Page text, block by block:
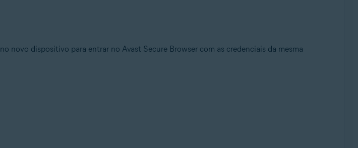
no novo dispositivo para entrar no Avast Secure Browser com as credenciais da mesma